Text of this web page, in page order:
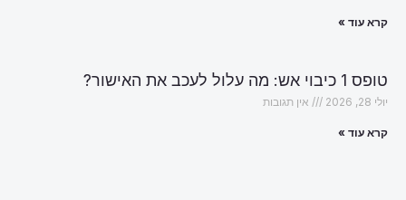
קרא עוד »
טופס 1 כיבוי אש: מה עלול לעכב את האישור?
יולי 28, 2026 אין תגובות
קרא עוד »